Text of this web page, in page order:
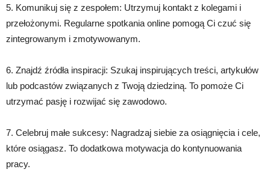
5. Komunikuj się z zespołem: Utrzymuj kontakt z kolegami i
przełożonymi. Regularne spotkania online pomogą Ci czuć się
zintegrowanym i zmotywowanym.
6. Znajdź źródła inspiracji: Szukaj inspirujących treści, artykułów
lub podcastów związanych z Twoją dziedziną. To pomoże Ci
utrzymać pasję i rozwijać się zawodowo.
7. Celebruj małe sukcesy: Nagradzaj siebie za osiągnięcia i cele,
które osiągasz. To dodatkowa motywacja do kontynuowania
pracy.